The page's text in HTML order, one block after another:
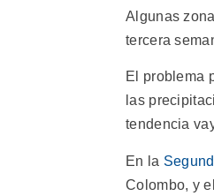
Algunas
tercera
El problema
las
tendencia
En la
Colombo, y